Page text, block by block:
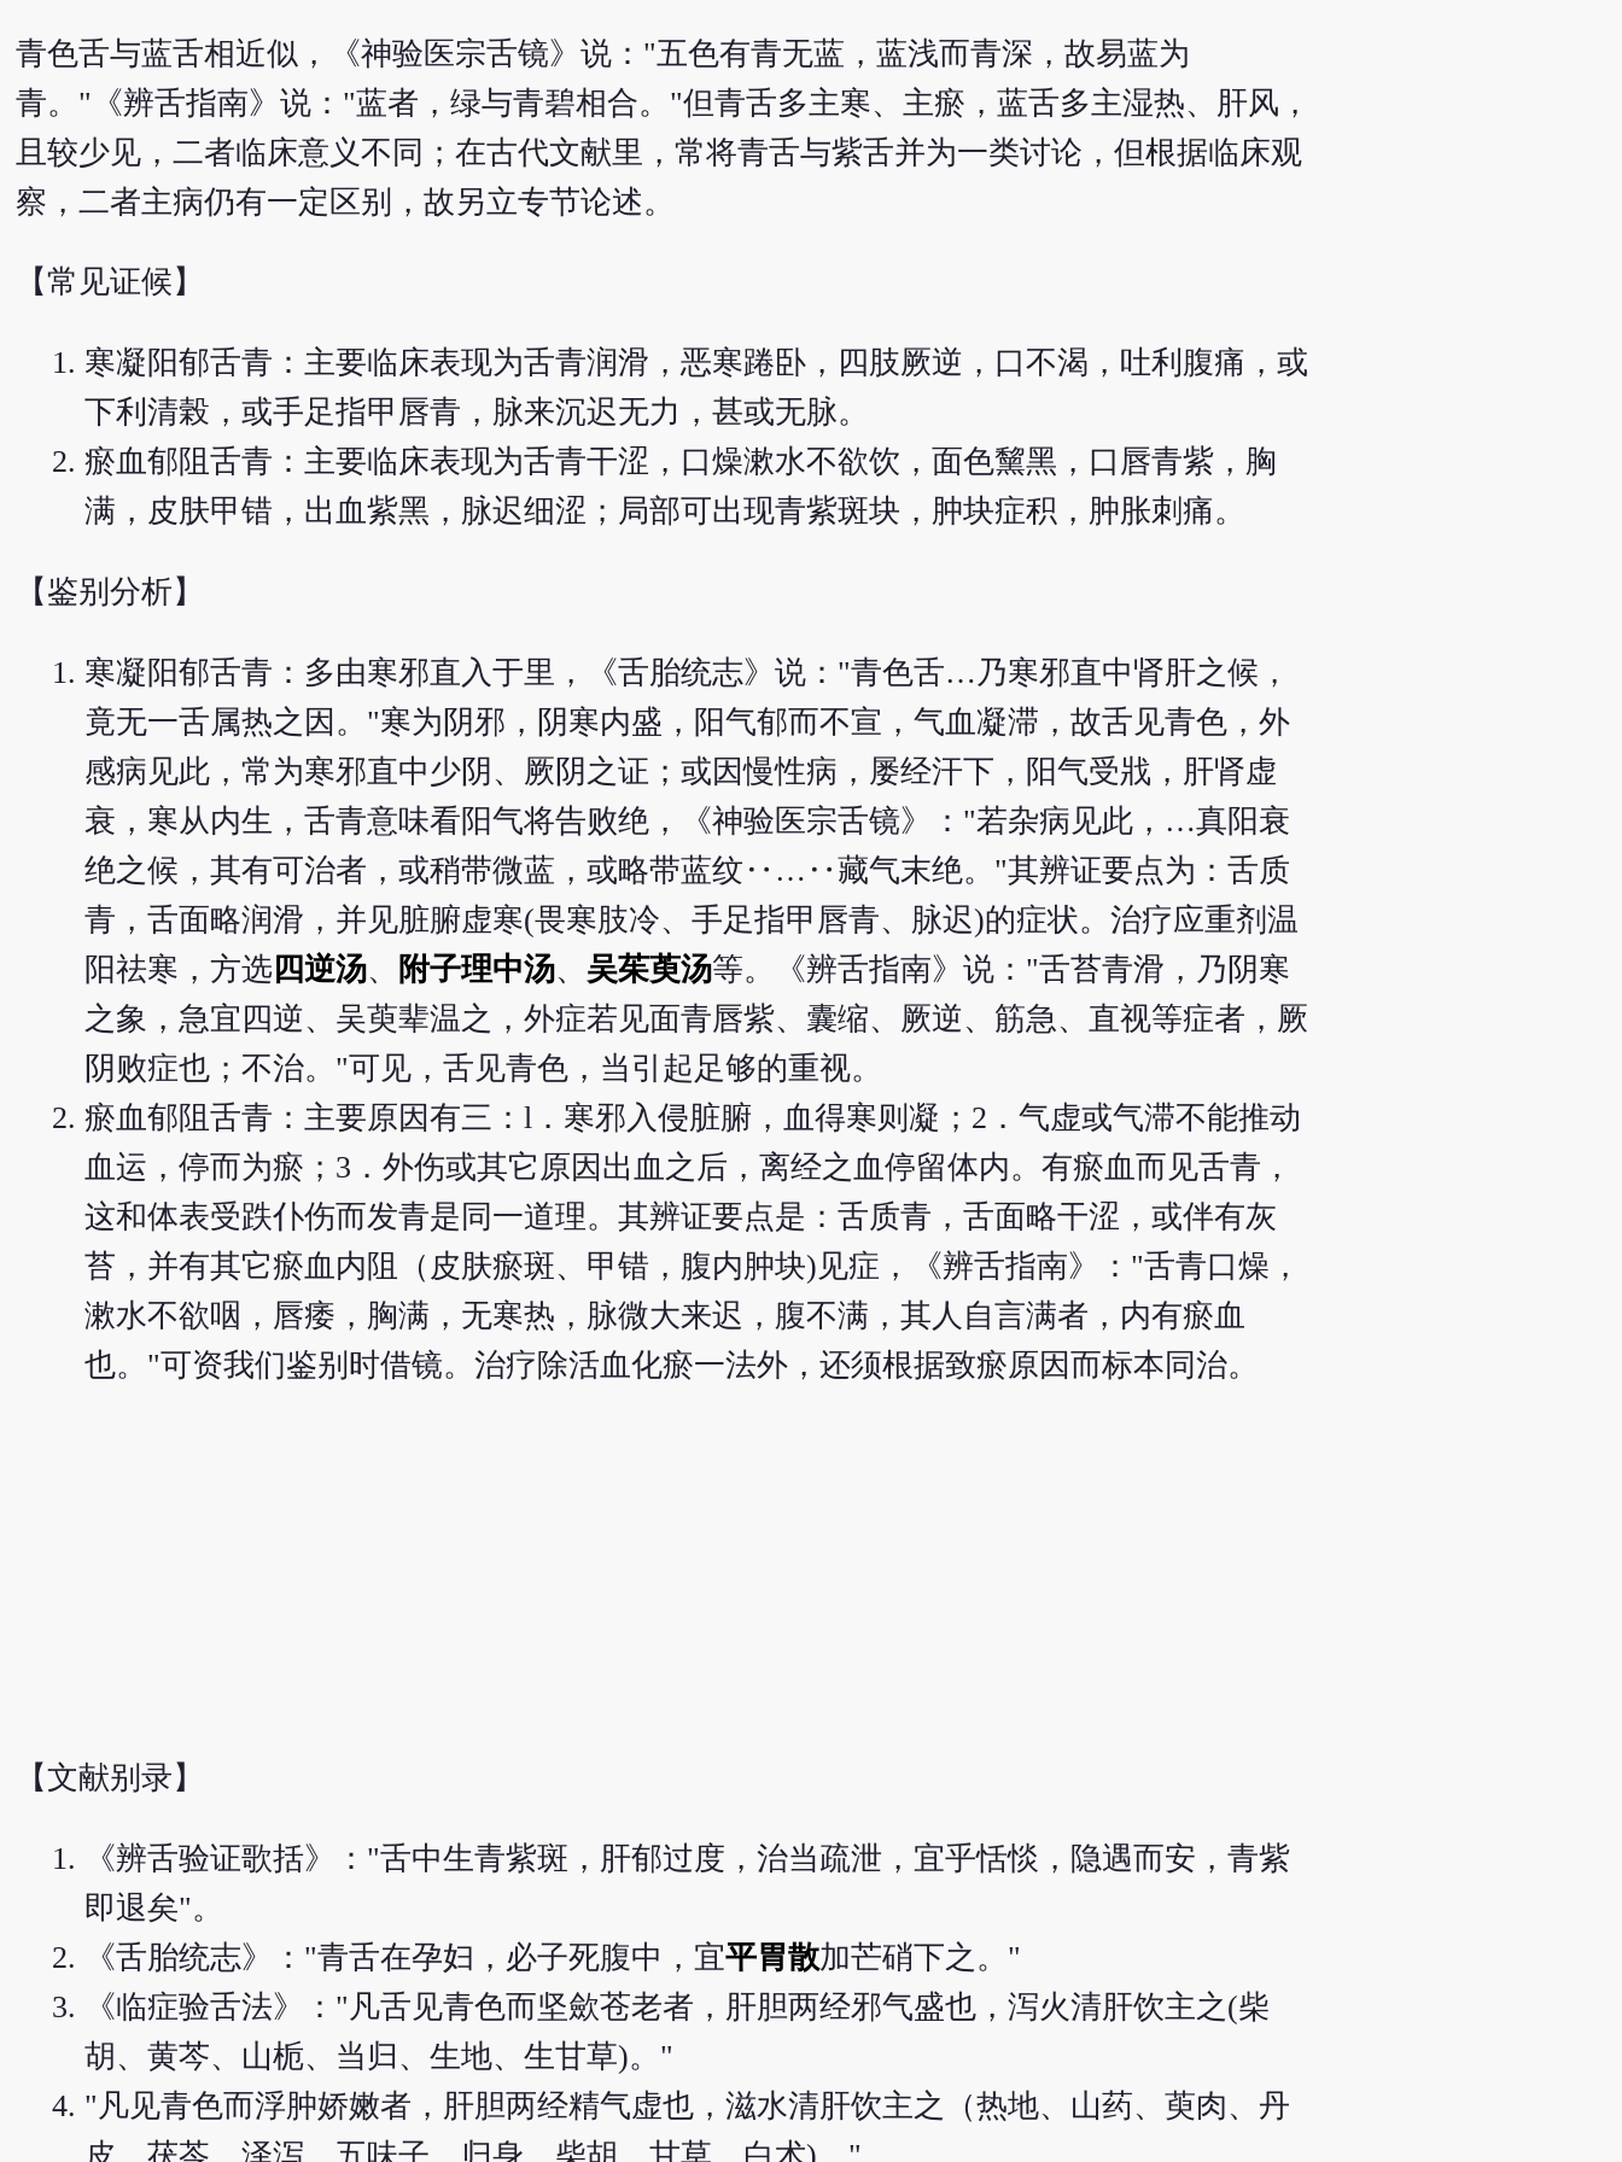
青色舌与蓝舌相近似，《神验医宗舌镜》说："五色有青无蓝，蓝浅而青深，故易蓝为
青。"《辨舌指南》说："蓝者，绿与青碧相合。"但青舌多主寒、主瘀，蓝舌多主湿热、肝风，
且较少见，二者临床意义不同；在古代文献里，常将青舌与紫舌并为一类讨论，但根据临床观
察，二者主病仍有一定区别，故另立专节论述。
【常见证候】
寒凝阳郁舌青：主要临床表现为舌青润滑，恶寒踡卧，四肢厥逆，口不渴，吐利腹痛，或
下利清榖，或手足指甲唇青，脉来沉迟无力，甚或无脉。
瘀血郁阻舌青：主要临床表现为舌青干涩，口燥漱水不欲饮，面色黧黑，口唇青紫，胸
满，皮肤甲错，出血紫黑，脉迟细涩；局部可出现青紫斑块，肿块症积，肿胀刺痛。
【鉴别分析】
寒凝阳郁舌青：多由寒邪直入于里，《舌胎统志》说："青色舌…乃寒邪直中肾肝之候，
竟无一舌属热之因。"寒为阴邪，阴寒内盛，阳气郁而不宣，气血凝滞，故舌见青色，外
感病见此，常为寒邪直中少阴、厥阴之证；或因慢性病，屡经汗下，阳气受戕，肝肾虚
衰，寒从内生，舌青意味看阳气将告败绝，《神验医宗舌镜》："若杂病见此，…真阳衰
绝之候，其有可治者，或稍带微蓝，或略带蓝纹‥…‥藏气末绝。"其辨证要点为：舌质
青，舌面略润滑，并见脏腑虚寒(畏寒肢冷、手足指甲唇青、脉迟)的症状。治疗应重剂温
阳祛寒，方选四逆汤、 附子理中汤、 吴茱萸汤等。《辨舌指南》说："舌苔青滑，乃阴寒
之象，急宜四逆、吴萸辈温之，外症若见面青唇紫、囊缩、厥逆、筋急、直视等症者，厥
阴败症也；不治。"可见，舌见青色，当引起足够的重视。
瘀血郁阻舌青：主要原因有三：l．寒邪入侵脏腑，血得寒则凝；2．气虚或气滞不能推动
血运，停而为瘀；3．外伤或其它原因出血之后，离经之血停留体内。有瘀血而见舌青，
这和体表受跌仆伤而发青是同一道理。其辨证要点是：舌质青，舌面略干涩，或伴有灰
苔，并有其它瘀血内阻（皮肤瘀斑、甲错，腹内肿块)见症，《辨舌指南》："舌青口燥，
漱水不欲咽，唇痿，胸满，无寒热，脉微大来迟，腹不满，其人自言满者，内有瘀血
也。"可资我们鉴别时借镜。治疗除活血化瘀一法外，还须根据致瘀原因而标本同治。
【文献别录】
《辨舌验证歌括》："舌中生青紫斑，肝郁过度，治当疏泄，宜乎恬惔，隐遇而安，青紫
即退矣"。
《舌胎统志》："青舌在孕妇，必子死腹中，宜平胃散加芒硝下之。"
《临症验舌法》："凡舌见青色而坚歛苍老者，肝胆两经邪气盛也，泻火清肝饮主之(柴
胡、黄芩、山栀、当归、生地、生甘草)。"
"凡见青色而浮肿娇嫩者，肝胆两经精气虚也，滋水清肝饮主之（热地、山药、萸肉、丹